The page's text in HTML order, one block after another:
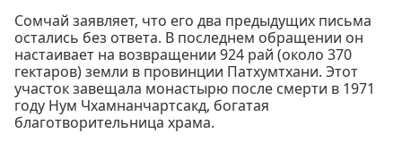
Сомчай заявляет, что его два предыдущих письма
остались без ответа. В последнем обращении он
настаивает на возвращении 924 рай (около 370
гектаров) земли в провинции Патхумтхани. Этот
участок завещала монастырю после смерти в 1971
году Нум Чхамнанчартсакд, богатая
благотворительница храма.